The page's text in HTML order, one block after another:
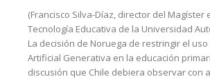
(Francisco Silva-Díaz, director del Magíster
Tecnología Educativa de la Universidad
La decisión de Noruega de restringir el
Artificial Generativa en la educación
discusión que Chile debiera observar con